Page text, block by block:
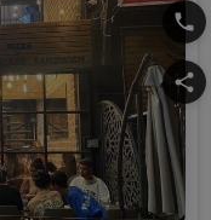
phone
share